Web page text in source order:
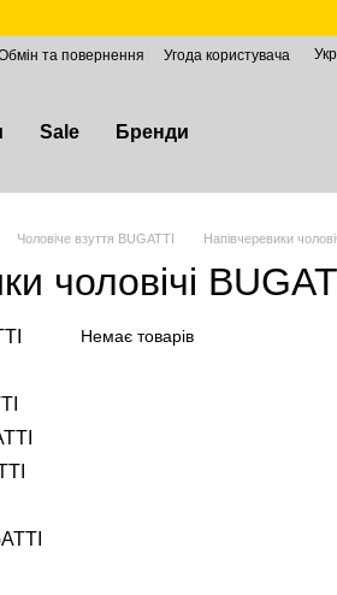
та повернення Угода користувача Укр
Sale Бренди
Чоловіче взуття BUGATTI Напівчеревики
чоловічі
Немає товарів